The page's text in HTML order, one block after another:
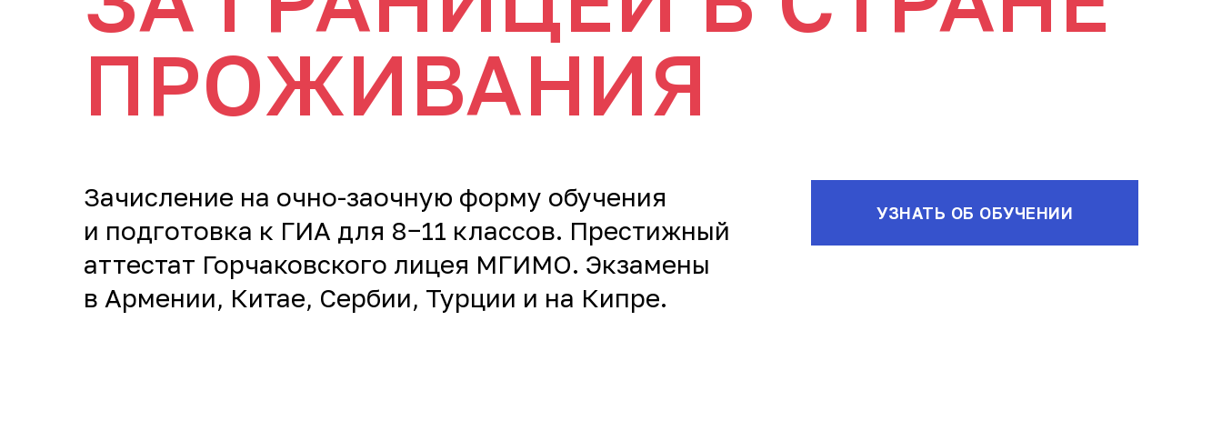
ПРОЖИВАНИЯ
Зачисление на очно-заочную форму обучения
и подготовка к ГИА для 8−11 классов. Престижный
аттестат Горчаковского лицея МГИМО. Экзамены
в Армении, Китае, Сербии, Турции и на Кипре.
УЗНАТЬ ОБ ОБУЧЕНИИ